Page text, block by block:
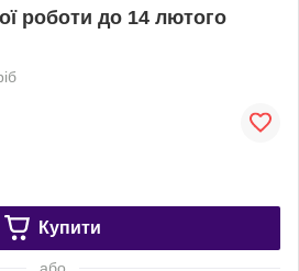
роботи до 14 лютого
Купити
або